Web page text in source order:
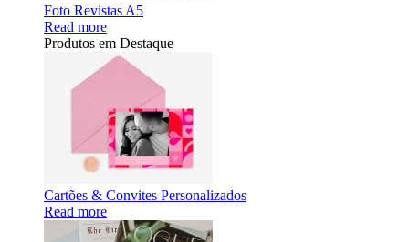
Foto Revistas A5
Read more
Produtos em Destaque
Cartões & Convites Personalizados
Read more